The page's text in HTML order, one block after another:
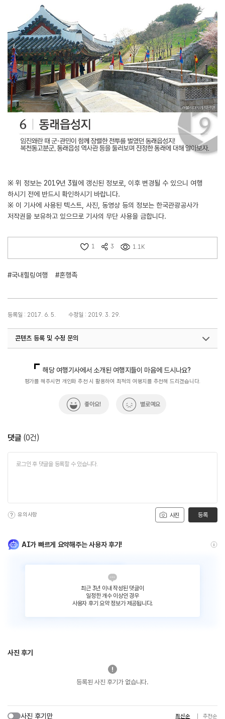
※ 위 정보는 2019년 3월에 갱신된 정보로, 이후 변경될 수 있으니 여행
하시기 전에 반드시 확인하시기 바랍니다.
※ 이 기사에 사용된 텍스트, 사진, 동영상 등의 정보는 한국관광공사가
저작권을 보유하고 있으므로 기사의 무단 사용을 금합니다.
1 3 1.1K
#국내힐링여행 #혼행족
등록일 : 2017. 6. 5. 수정일 : 2019. 3. 29.
콘텐츠 등록 및 수정 문의
해당 여행기사에서 소개된 여행지들이 마음에 드시나요?
평가를 해주시면 개인화 추천 시 활용하여 최적의 여행지를 추천해 드리겠습니다.
좋아요! 별로예요
댓글 (0건)
사진
유의사항 등록
AI가 빠르게 요약해주는 사용자 후기!
최근 3년 이내 작성된 댓글이
일정한 개수 이상인 경우
사용자 후기 요약 정보가 제공됩니다.
사진 후기
등록된 사진 후기가 없습니다.
사진 후기만 최신순 추천순